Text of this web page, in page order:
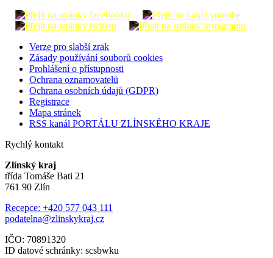
Verze pro slabší zrak
Zásady používání souborů cookies
Prohlášení o přístupnosti
Ochrana oznamovatelů
Ochrana osobních údajů (GDPR)
Registrace
Mapa stránek
RSS kanál PORTÁLU ZLÍNSKÉHO KRAJE
Rychlý kontakt
Zlínský kraj
třída Tomáše Bati 21
761 90 Zlín
Recepce: +420 577 043 111
podatelna@zlinskykraj.cz
IČO: 70891320
ID datové schránky: scsbwku